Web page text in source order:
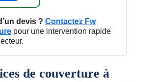
devis ? Contactez Fw
pour une intervention rapide
de couverture à